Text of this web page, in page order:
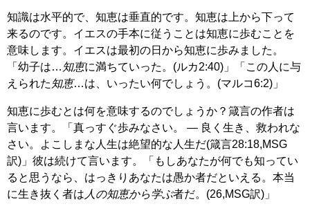
知識は水平的で、知恵は垂直的です。知恵は上から下って
来るのです。イエスの手本に従うことは知恵に歩むことを
意味します。イエスは最初の日から知恵に歩みました。
「幼子は… 知恵に満ちていった。(ルカ2:40)」「この人に与
えられた 知恵…は、いったい何でしょう。(マルコ6:2)」
知恵に歩むとは何を意味するのでしょうか？箴言の作者は
言います。「真っすぐ歩みなさい。 ― 良く生き、救われな
さい。よこしまな人生は絶望的な人生だ(箴言28:18,MSG
訳)」彼は続けて言います。「もしあなたが何でも知ってい
ると思うなら、はっきりあなたは愚か者だといえる。本当
に生き抜く者は 人の知恵から学ぶ者だ。(26,MSG訳)」